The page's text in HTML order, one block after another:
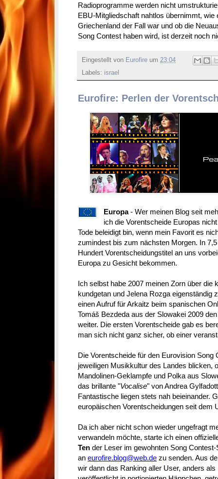
Radioprogramme werden nicht
EBU-Mitgliedschaft nahtlos übernimmt, wie
Griechenland der Fall war und ob die
Song Contest haben wird, ist derzeit noch
Eingestellt von Eurofire um 23:04
Labels: israel
Eurofire: Perlen der
Europa- Wer meinen Blog seit
ich die Vorentscheide Europas
Tode beleidigt bin, wenn mein Favorit es
zumindest bis zum nächsten Morgen. In
Hundert Vorentscheidungstitel an uns
Europa zu Gesicht bekommen.
Ich selbst habe 2007 meinen Zorn über die
kundgetan und Jelena Rozga eigenständig
einen Aufruf für Arkaitz beim spanischen
Tomáš Bezdeda aus der Slowakei 2009
weiter. Die ersten Vorentscheide gab es
man sich nicht ganz sicher, ob einer
Die Vorentscheide für den Eurovision Song
jeweiligen Musikkultur des Landes blicken,
Mandolinen-Geklampfe und Polka aus
das brillante "Vocalise" von Andrea
Fantastische liegen stets nah beieinander.
europäischen Vorentscheidungen seit dem
Da ich aber nicht schon wieder ungefragt
verwandeln möchte, starte ich einen
Ten der Leser im gewohnten Song
an eurofire.blog@web.de zu senden. Aus
wir dann das Ranking aller User, anders